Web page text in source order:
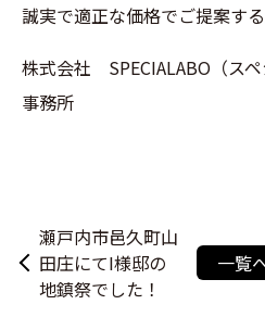
誠実で適正な価格でご提案す
株式会社 SPECIALABO（ス
事務所
瀬戸内市邑久町山
田庄にてI様邸の
地鎮祭でした！
一覧